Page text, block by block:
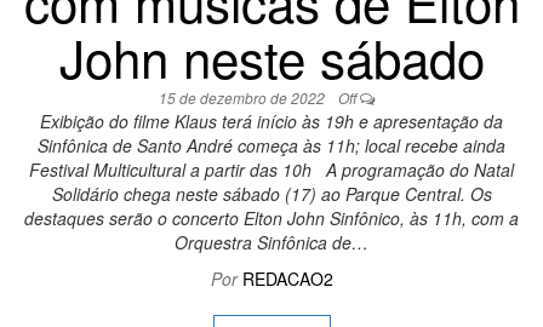
John neste sábado
15 de dezembro de 2022 Off
Exibição do filme Klaus terá início às 19h e apresentação da
Sinfônica de Santo André começa às 11h; local recebe ainda
Festival Multicultural a partir das 10h A programação do Natal
Solidário chega neste sábado (17) ao Parque Central. Os
destaques serão o concerto Elton John Sinfônico, às 11h, com a
Orquestra Sinfônica de…
Por REDACAO2